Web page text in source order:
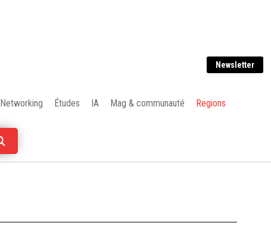
Newsletter
Networking Études IA Mag & communauté Regions